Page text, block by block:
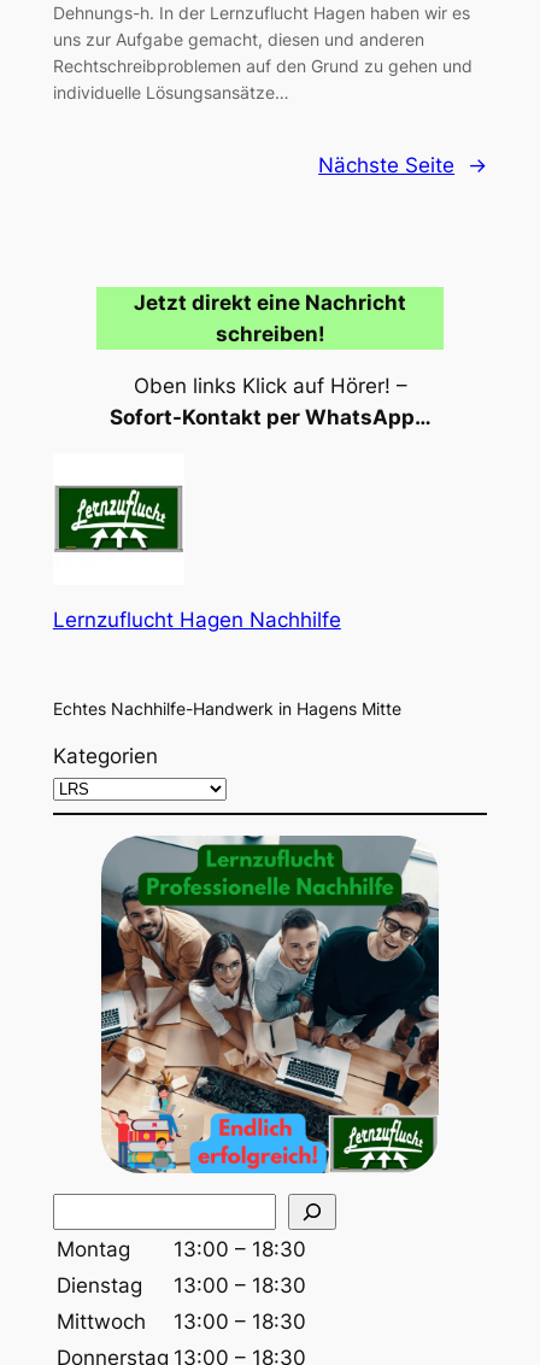
Dehnungs-h. In der Lernzuflucht Hagen haben wir es
uns zur Aufgabe gemacht, diesen und anderen
Rechtschreibproblemen auf den Grund zu gehen und
individuelle Lösungsansätze…
Nächste Seite →
Jetzt direkt eine Nachricht
schreiben!
Oben links Klick auf Hörer! –
Sofort-Kontakt per WhatsApp…
Lernzuflucht Hagen Nachhilfe
Echtes Nachhilfe-Handwerk in Hagens Mitte
Kategorien
u
c
e
Montag
13:00 – 18:30
Dienstag
13:00 – 18:30
Mittwoch
13:00 – 18:30
Donnerstag 13:00 – 18:30